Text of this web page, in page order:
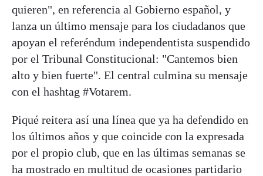
quieren", en referencia al Gobierno español, y
lanza un último mensaje para los ciudadanos que
apoyan el referéndum independentista suspendido
por el Tribunal Constitucional: "Cantemos bien
alto y bien fuerte". El central culmina su mensaje
con el hashtag #Votarem.
Piqué reitera así una línea que ya ha defendido en
los últimos años y que coincide con la expresada
por el propio club, que en las últimas semanas se
ha mostrado en multitud de ocasiones partidario